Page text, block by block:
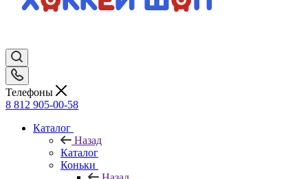
Телефоны
8 812 905-00-58
Каталог
Назад
Каталог
Коньки